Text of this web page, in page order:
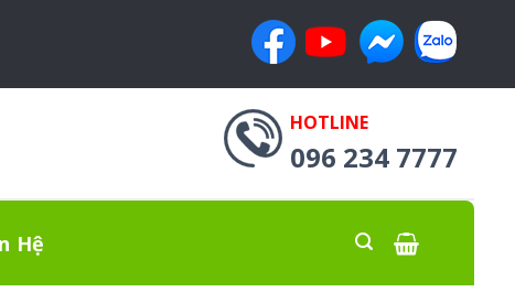
HOTLINE
096 234 7777
Hệ